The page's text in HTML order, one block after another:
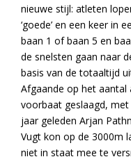
nieuwe stijl: atleten
‘goede’ en een keer in
baan 1 of baan 5 en
de snelsten gaan naar
basis van de totaaltijd
Afgaande op het aantal
voorbaat geslaagd,
jaar geleden Arjan
Vugt kon op de 3000m
niet in staat mee te